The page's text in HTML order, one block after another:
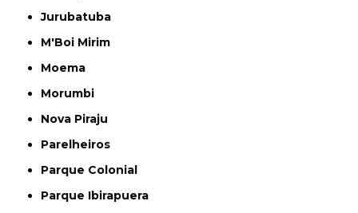
Jurubatuba
M'Boi Mirim
Moema
Morumbi
Nova Piraju
Parelheiros
Parque Colonial
Parque Ibirapuera